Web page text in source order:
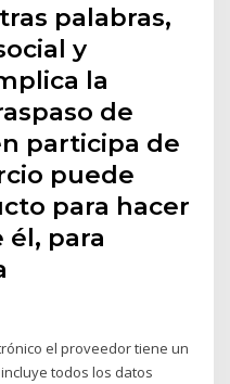
palabras,
y
la
de
participa de
puede
para hacer
él, para
el proveedor tiene un
todos los datos